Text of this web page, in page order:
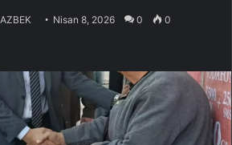
Nisan 8, 2026 0 0